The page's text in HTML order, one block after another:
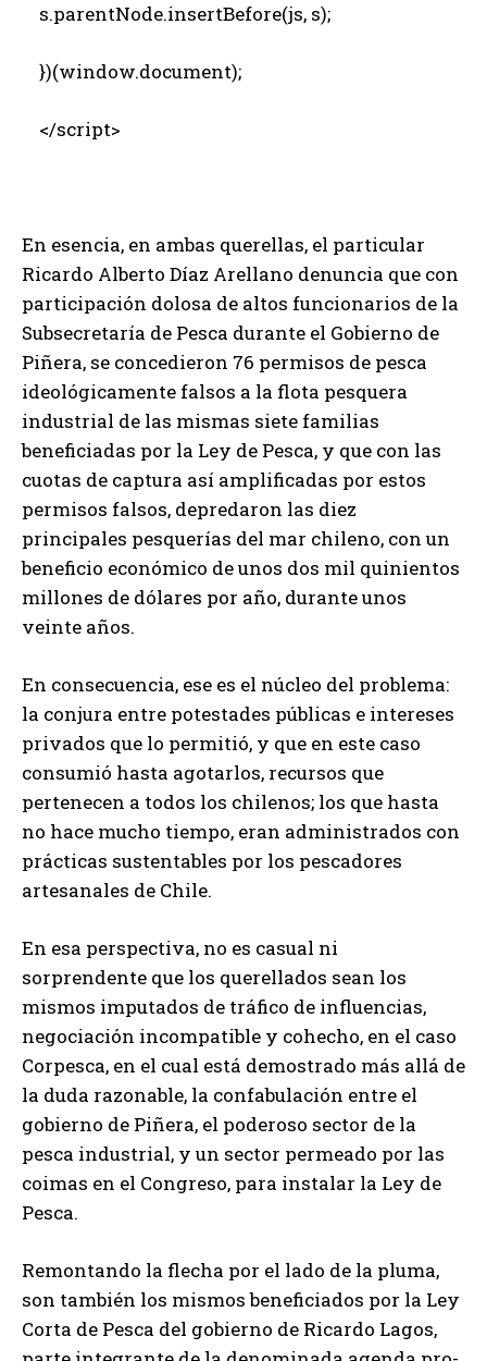
s.parentNode.insertBefore(js, s);
})(window.document);
</script>
En esencia, en ambas querellas, el particular
Ricardo Alberto Díaz Arellano denuncia que con
participación dolosa de altos funcionarios de la
Subsecretaría de Pesca durante el Gobierno de
Piñera, se concedieron 76 permisos de pesca
ideológicamente falsos a la flota pesquera
industrial de las mismas siete familias
beneficiadas por la Ley de Pesca, y que con las
cuotas de captura así amplificadas por estos
permisos falsos, depredaron las diez
principales pesquerías del mar chileno, con un
beneficio económico de unos dos mil quinientos
millones de dólares por año, durante unos
veinte años.
En consecuencia, ese es el núcleo del problema:
la conjura entre potestades públicas e intereses
privados que lo permitió, y que en este caso
consumió hasta agotarlos, recursos que
pertenecen a todos los chilenos; los que hasta
no hace mucho tiempo, eran administrados con
prácticas sustentables por los pescadores
artesanales de Chile.
En esa perspectiva, no es casual ni
sorprendente que los querellados sean los
mismos imputados de tráfico de influencias,
negociación incompatible y cohecho, en el caso
Corpesca, en el cual está demostrado más allá de
la duda razonable, la confabulación entre el
gobierno de Piñera, el poderoso sector de la
pesca industrial, y un sector permeado por las
coimas en el Congreso, para instalar la Ley de
Pesca.
Remontando la flecha por el lado de la pluma,
son también los mismos beneficiados por la Ley
Corta de Pesca del gobierno de Ricardo Lagos,